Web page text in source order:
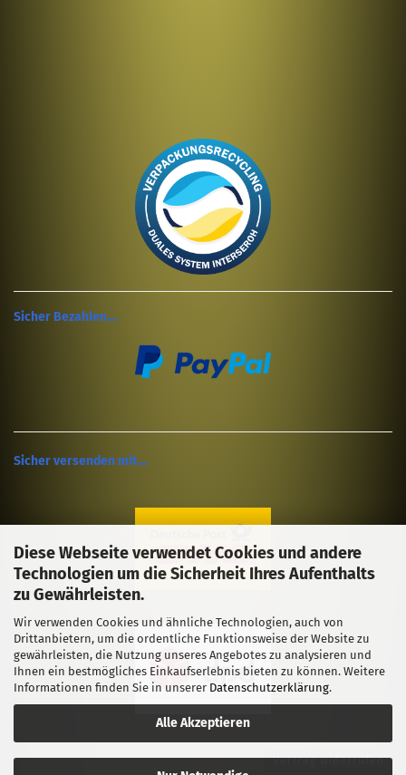
Diese Webseite verwendet Cookies und andere
Technologien um die Sicherheit Ihres Aufenthalts
zu Gewährleisten.
Wir verwenden Cookies und ähnliche Technologien, auch von
Drittanbietern, um die ordentliche Funktionsweise der Website zu
gewährleisten, die Nutzung unseres Angebotes zu analysieren und
Ihnen ein bestmögliches Einkaufserlebnis bieten zu können. Weitere
Informationen finden Sie in unserer Datenschutzerklärung.
Alle Akzeptieren
Sicher Bezahlen....
Sicher versenden mit....
Vertrag widerrufen